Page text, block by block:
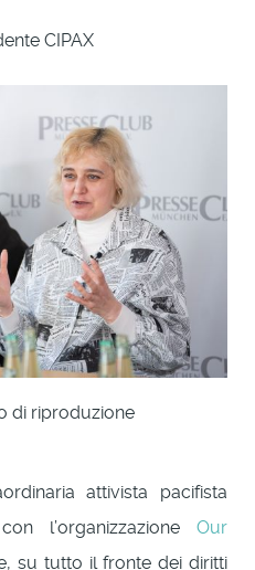
CIPAX
di riproduzione
attivista pacifista
l’organizzazione Our
su tutto il fronte dei diritti